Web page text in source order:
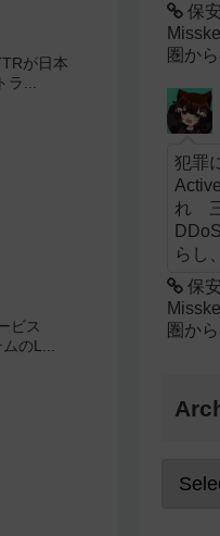
が日本
ラ...
ビス
のL...
保
圏か
犯罪
れ
らし
保
圏か